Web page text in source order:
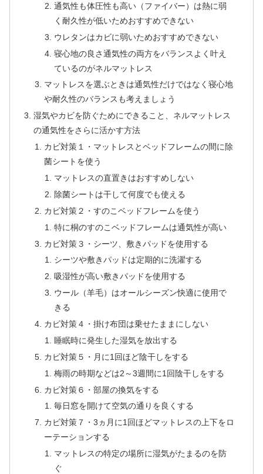
通気性も体圧性も高い（ファイバー）は熱に弱
く耐久性が低いためおすすめできない
ウレタンはカビに弱いためおすすめできない
寝心地の良さ通気性の両方をバランスよく叶え
ているのがネルマットレス
マットレスを選ぶときは通気性だけではなく寝心地
や耐久性のバランスも考えましょう
湿気やカビを防ぐためにできること、ネルマットレス
の通気性をさらに活かす方法
カビ対策１・マットレスとベッドフレームの間に除
菌シートを使う
マットレスの直置きはおすすめしない
除菌シートは干して何度でも使える
カビ対策２・すのこベッドフレームを使う
特に桐のすのこベッドフレームは通気性が高い
カビ対策３・シーツ、敷きパッドを使用する
シーツや敷きパッドは定期的に洗濯する
吸湿性が高い敷きパッドを使用する
ウール（羊毛）はオールシーズン快適に使用で
きる
カビ対策４・掛け布団は乗せたままにしない
睡眠時に発生した湿気を放出する
カビ対策５・月に1回ほど陰干しをする
梅雨の時期などは2～3週間に1回陰干しをする
カビ対策６・部屋の換気をする
毎日窓を開けて空気の通りを良くする
カビ対策７・3ヵ月に1回ほどマットレスの上下をロ
ーテーションする
マットレスの特定の場所に湿気がたまるのを防
ぐ